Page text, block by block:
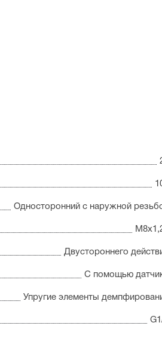
Односторонний с наружной
Двустороннего
С помощью
Упругие элементы